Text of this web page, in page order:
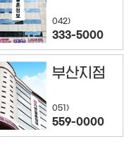
042)
333-5000
부산지점
051)
559-0000